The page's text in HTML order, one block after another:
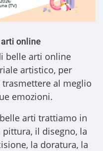
online
belle arti online
artistico, per
al meglio
emozioni.
arti trattiamo in
il disegno, la
la doratura, la